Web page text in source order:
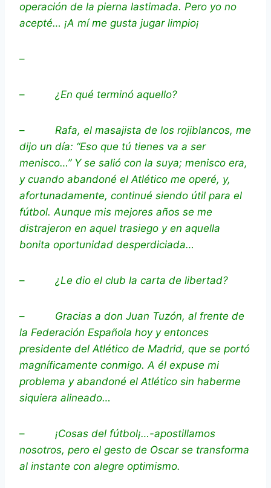
operación de la pierna lastimada. Pero yo no
acepté… ¡A mí me gusta jugar limpio¡
–
– ¿En qué terminó aquello?
– Rafa, el masajista de los rojiblancos, me
dijo un día: “Eso que tú tienes va a ser
menisco…” Y se salió con la suya; menisco era,
y cuando abandoné el Atlético me operé, y,
afortunadamente, continué siendo útil para el
fútbol. Aunque mis mejores años se me
distrajeron en aquel trasiego y en aquella
bonita oportunidad desperdiciada…
– ¿Le dio el club la carta de libertad?
– Gracias a don Juan Tuzón, al frente de
la Federación Española hoy y entonces
presidente del Atlético de Madrid, que se portó
magníficamente conmigo. A él expuse mi
problema y abandoné el Atlético sin haberme
siquiera alineado…
– ¡Cosas del fútbol¡…-apostillamos
nosotros, pero el gesto de Oscar se transforma
al instante con alegre optimismo.